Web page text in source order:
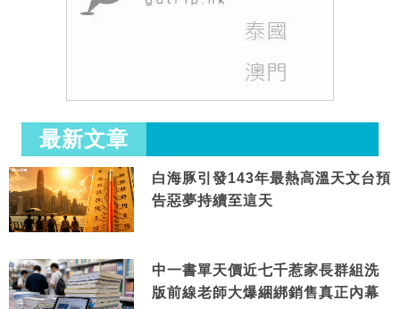
最新文章
白海豚引發143年最熱高溫天文台預
告惡夢持續至這天
中一書單天價近七千惹家長群組洗
版前線老師大爆綑綁銷售真正內幕